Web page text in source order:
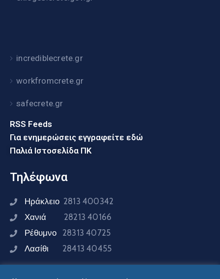
incrediblecrete.gr
workfromcrete.gr
safecrete.gr
RSS Feeds
Για ενημερώσεις εγγραφείτε εδώ
Παλιά Ιστοσελίδα ΠΚ
Τηλέφωνα
Ηράκλειο 2813 400342
Χανιά 28213 40166
Ρέθυμνο 28313 40725
Λασίθι 28413 40455